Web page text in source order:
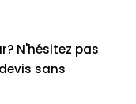
N'hésitez pas
sans